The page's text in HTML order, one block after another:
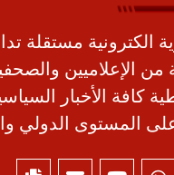
الكترونية مستقلة
من الإعلاميين
كافة الأخبار
المستوى الدولي